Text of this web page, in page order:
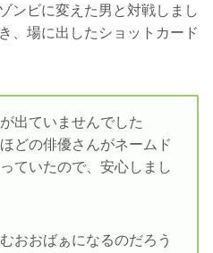
ンビに変えた男と対戦しまし
、場に出したショットカード
出ていませんでした
どの俳優さんがネームド
ていたので、安心しまし
おおばぁになるのだろう